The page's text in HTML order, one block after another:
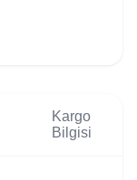
Kargo
Bilgisi